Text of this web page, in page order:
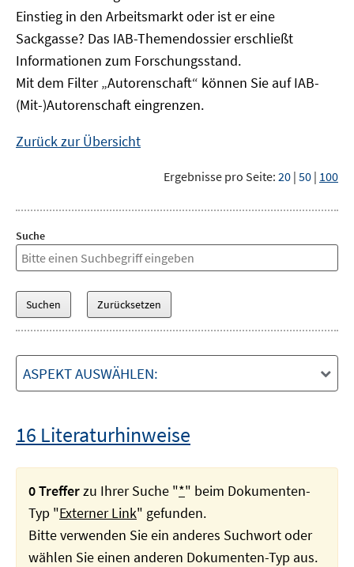
Einstieg in den Arbeitsmarkt oder ist er eine
Sackgasse? Das IAB-Themendossier erschließt
Informationen zum Forschungsstand.
Mit dem Filter „Autorenschaft“ können Sie auf IAB-
(Mit-)Autorenschaft eingrenzen.
Zurück zur Übersicht
Ergebnisse pro Seite: 20 | 50 | 100
Suche
ASPEKT AUSWÄHLEN:
16 Literaturhinweise
0 Trefferzu Ihrer Suche "*" beim Dokumenten-
Typ "Externer Link" gefunden.
Bitte verwenden Sie ein anderes Suchwort oder
wählen Sie einen anderen Dokumenten-Typ aus.